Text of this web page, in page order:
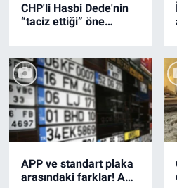
CHP'li Hasbi Dede'nin
“taciz ettiği” öne
APP ve standart plaka
arasındaki farklar! APP